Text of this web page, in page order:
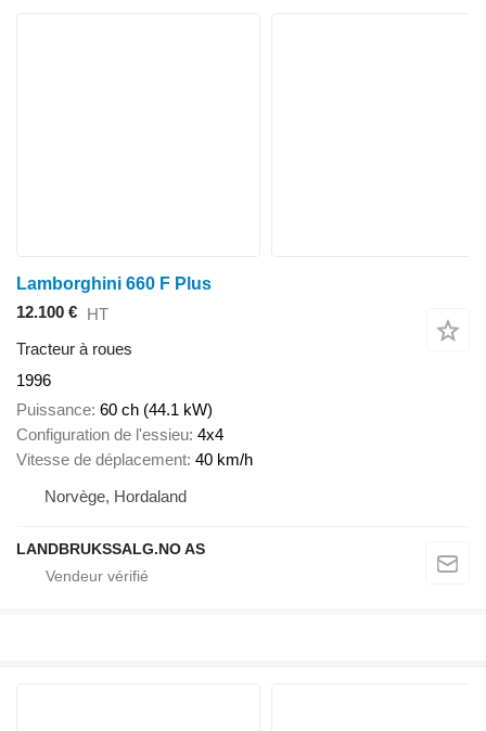
Lamborghini 660 F Plus
12.100 € HT
Tracteur à roues
1996
Puissance 60 ch (44.1 kW)
Configuration de l'essieu 4x4
Vitesse de déplacement 40 km/h
Norvège, Hordaland
LANDBRUKSSALG.NO AS